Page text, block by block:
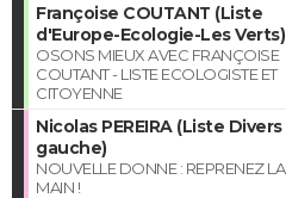
Françoise COUTANT (Liste
d'Europe-Ecologie-Les Verts)
OSONS MIEUX AVEC FRANÇOISE
COUTANT - LISTE ECOLOGISTE ET
CITOYENNE
Nicolas PEREIRA (Liste Divers
gauche)
NOUVELLE DONNE : REPRENEZ LA
MAIN !